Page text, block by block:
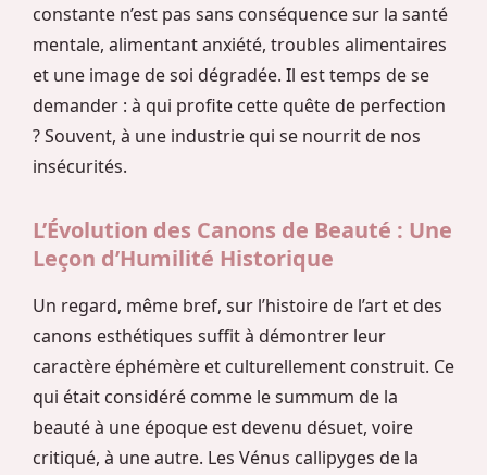
constante n’est pas sans conséquence sur la santé
mentale, alimentant anxiété, troubles alimentaires
et une image de soi dégradée. Il est temps de se
demander : à qui profite cette quête de perfection
? Souvent, à une industrie qui se nourrit de nos
insécurités.
L’Évolution des Canons de Beauté : Une
Leçon d’Humilité Historique
Un regard, même bref, sur l’histoire de l’art et des
canons esthétiques suffit à démontrer leur
caractère éphémère et culturellement construit. Ce
qui était considéré comme le summum de la
beauté à une époque est devenu désuet, voire
critiqué, à une autre. Les Vénus callipyges de la